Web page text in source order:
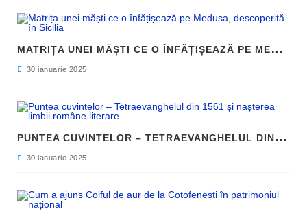
M
ATRIȚA UNEI MĂȘTI CE O ÎNFĂȚIȘEAZĂ PE MEDUSA, DESCOPERITĂ ÎN SICILIA
30 ianuarie 2025
P
UNTEA CUVINTELOR – TETRAEVANGHELUL DIN 1561 ȘI NAȘTEREA LIMBII ROMÂNE LITERARE
30 ianuarie 2025